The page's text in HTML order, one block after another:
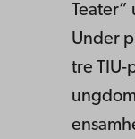
Under
tre TIU-